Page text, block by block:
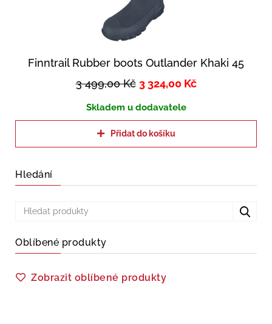
Finntrail Rubber boots Outlander Khaki 45
3 499,00Kč 3 324,00 Kč
Skladem u dodavatele
Přidat do košíku
Hledání
Oblíbené produkty
Zobrazit oblíbené produkty